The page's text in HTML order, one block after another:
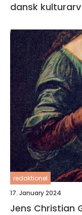
dansk kulturarv
redaktionel
17. January 2024
Jens Christian